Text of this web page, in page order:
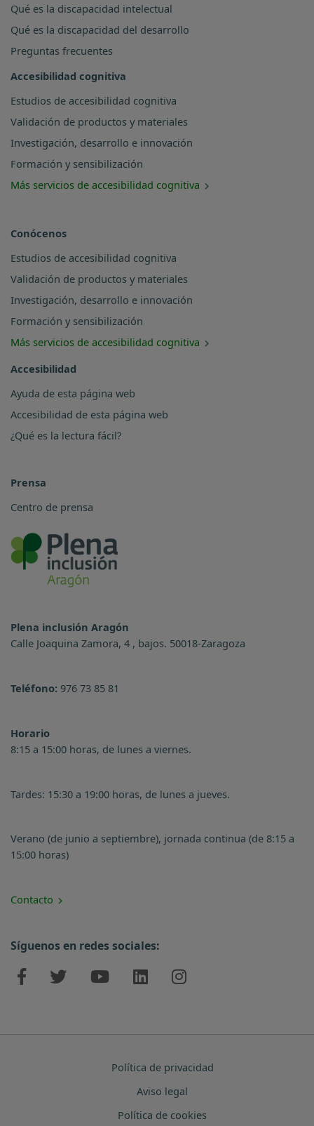
Qué es la discapacidad intelectual
Qué es la discapacidad del desarrollo
Preguntas frecuentes
Accesibilidad cognitiva
Estudios de accesibilidad cognitiva
Validación de productos y materiales
Investigación, desarrollo e innovación
Formación y sensibilización
Más servicios de accesibilidad cognitiva
Conócenos
Estudios de accesibilidad cognitiva
Validación de productos y materiales
Investigación, desarrollo e innovación
Formación y sensibilización
Más servicios de accesibilidad cognitiva
Accesibilidad
Ayuda de esta página web
Accesibilidad de esta página web
¿Qué es la lectura fácil?
Prensa
Centro de prensa
Plena inclusión Aragón
Calle Joaquina Zamora, 4 , bajos. 50018-Zaragoza
Teléfono: 976 73 85 81
Horario
8:15 a 15:00 horas, de lunes a viernes.
Tardes: 15:30 a 19:00 horas, de lunes a jueves.
Verano (de junio a septiembre), jornada continua (de 8:15 a
15:00 horas)
Contacto
Síguenos en redes sociales:
Política de privacidad
Aviso legal
Política de cookies